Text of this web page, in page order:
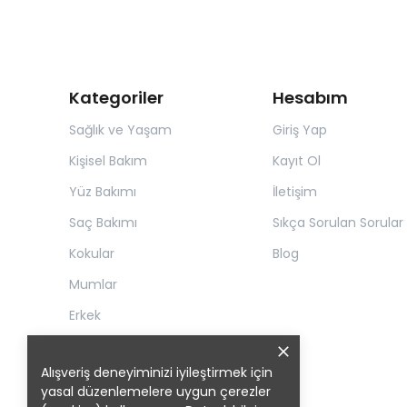
Alışveriş deneyiminizi iyileştirmek için
yasal düzenlemelere uygun çerezler
Kategoriler
Sağlık ve Yaşam
Kişisel Bakım
Yüz Bakımı
Saç Bakımı
Kokular
Mumlar
Erkek
Hesabım
Giriş Yap
Kayıt Ol
İletişim
Sıkça Sorulan Sorular
Blog